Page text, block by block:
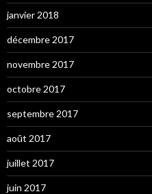
janvier 2018
décembre 2017
novembre 2017
octobre 2017
septembre 2017
août 2017
juillet 2017
juin 2017